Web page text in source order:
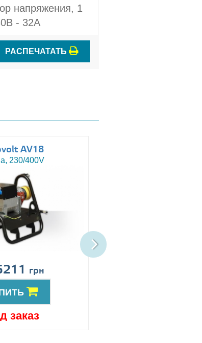
напряжения, 1
- 32A
РАСПЕЧАТАТЬ
AV18
230/400V
грн
заказ